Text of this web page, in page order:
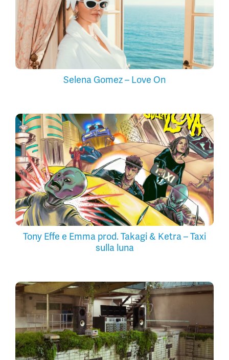
Selena Gomez – Love On
Tony Effe e Emma prod. Takagi & Ketra – Taxi
sulla luna